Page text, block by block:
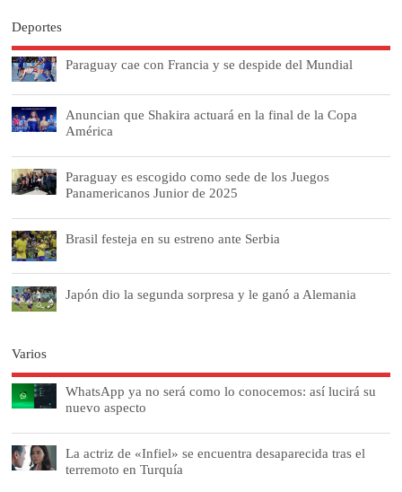
Deportes
Paraguay cae con Francia y se despide del Mundial
Anuncian que Shakira actuará en la final de la Copa
América
Paraguay es escogido como sede de los Juegos
Panamericanos Junior de 2025
Brasil festeja en su estreno ante Serbia
Japón dio la segunda sorpresa y le ganó a Alemania
Varios
WhatsApp ya no será como lo conocemos: así lucirá su
nuevo aspecto
La actriz de «Infiel» se encuentra desaparecida tras el
terremoto en Turquía